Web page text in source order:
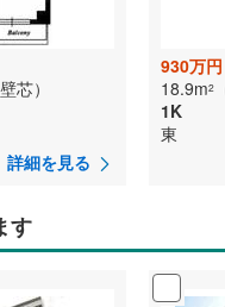
壁芯）
詳細を見る
930万円
18.9m2
1K
東
す